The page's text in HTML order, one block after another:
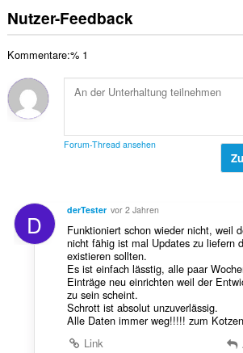
e
n
t
u
e
n
B
e
r
t
g
s
a
e
B
e
n
e
n
:
Nutzer-Feedback
Kommentare:% 1
Forum-Thread ansehen
D derTester vor 2 Jahren
Funktioniert schon wieder nicht, weil
nicht fähig ist mal Updates zu liefern
existieren sollten.
Es ist einfach lässtig, alle paar
Einträge neu einrichten weil der
zu sein scheint.
Schrott ist absolut unzuverlässig.
Alle Daten immer weg!!!!! zum Kotzen
Link